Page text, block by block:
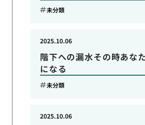
未分類
階下への漏水その時あな
になる
2025.10.06
未分類
2025.10.06